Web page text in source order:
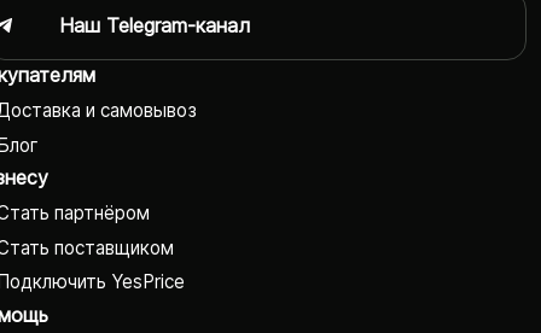
и самовывоз
партнёром
поставщиком
YesPrice
Наш Telegram-канал